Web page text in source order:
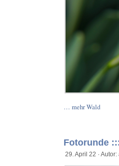
… mehr Wald
Fotorunde
29. April 22 ·